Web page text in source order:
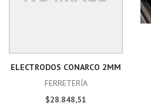
ELECTRODOS CONARCO 2MM
FERRETERÍA
$28.848,51